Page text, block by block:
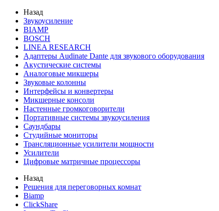
Назад
Звукоусиление
BIAMP
BOSCH
LINEA RESEARCH
Адаптеры Audinate Dante для звукового оборудования
Акустические системы
Аналоговые микшеры
Звуковые колонны
Интерфейсы и конвертеры
Микшерные консоли
Настенные громкоговорители
Портативные системы звукоусиления
Саундбары
Студийные мониторы
Трансляционные усилители мощности
Усилители
Цифровые матричные процессоры
Назад
Решения для переговорных комнат
Biamp
ClickShare